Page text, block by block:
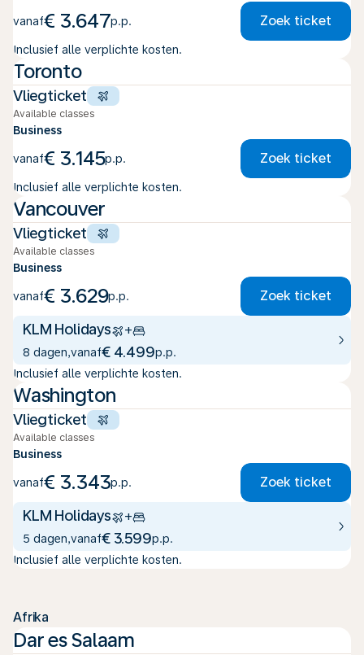
vanaf€ 3.647p.p. Zoek ticket
Inclusief alle verplichte kosten.
Toronto
Vliegticket
Available classes
Business
vanaf€ 3.145p.p. Zoek ticket
Inclusief alle verplichte kosten.
Vancouver
Vliegticket
Available classes
Business
vanaf€ 3.629p.p. Zoek ticket
KLM Holidays +
8 dagen,vanaf€ 4.499p.p.
Inclusief alle verplichte kosten.
Washington
Vliegticket
Available classes
Business
vanaf€ 3.343p.p. Zoek ticket
KLM Holidays +
5 dagen,vanaf€ 3.599p.p.
Inclusief alle verplichte kosten.
Afrika
Dar es Salaam